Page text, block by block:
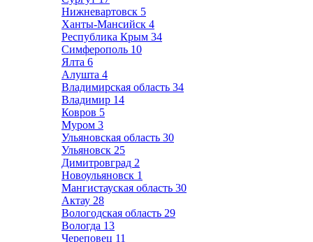
Нижневартовск 5
Ханты-Мансийск 4
Республика Крым 34
Симферополь 10
Ялта 6
Алушта 4
Владимирская область 34
Владимир 14
Ковров 5
Муром 3
Ульяновская область 30
Ульяновск 25
Димитровград 2
Новоульяновск 1
Мангистауская область 30
Актау 28
Вологодская область 29
Вологда 13
Череповец 11